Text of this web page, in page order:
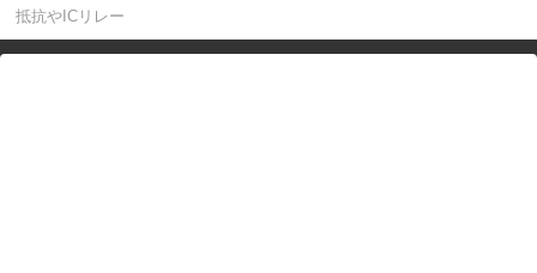
抵抗やICリレー